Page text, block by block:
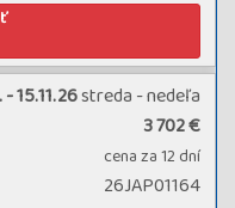
- 15.11.26streda - nedeľa
26JAP01164
3 702 €
cena za 12 dní